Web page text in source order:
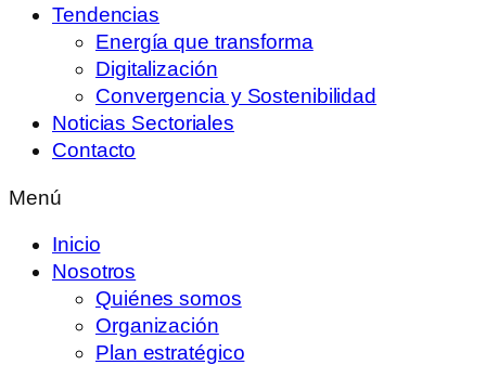
Tendencias
Energía que transforma
Digitalización
Convergencia y Sostenibilidad
Noticias Sectoriales
Contacto
Menú
Inicio
Nosotros
Quiénes somos
Organización
Plan estratégico